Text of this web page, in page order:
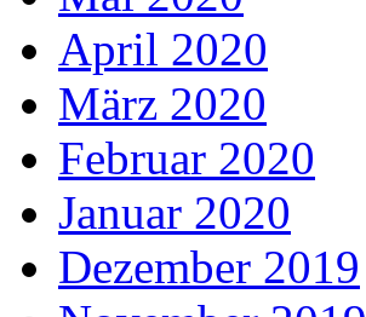
April 2020
März 2020
Februar 2020
Januar 2020
Dezember 2019